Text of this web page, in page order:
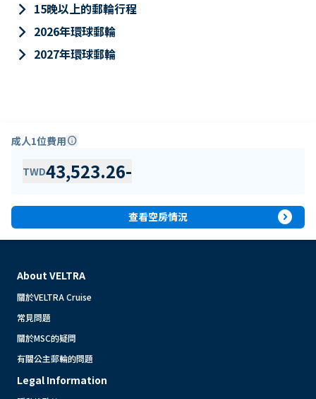
keyboard_arrow_right 15晚以上的郵輪行程
keyboard_arrow_right 2026年環球郵輪
keyboard_arrow_right 2027年環球郵輪
成人1位費用info
TWD43,523.26-
查看空房情況 expand_circle_right
About VELTRA
關於VELTRA Cruise
常見問題
關於MSC的疑問
有關公主郵輪的問題
Legal Information